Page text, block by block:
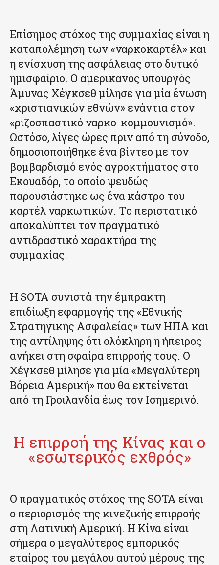
Επίσημος στόχος της συμμαχίας είναι η
καταπολέμηση των «ναρκοκαρτέλ» και
η ενίσχυση της ασφάλειας στο δυτικό
ημισφαίριο. Ο αμερικανός υπουργός
Άμυνας Χέγκσεθ μίλησε για μία ένωση
«χριστιανικών εθνών» ενάντια στον
«ριζοσπαστικό ναρκο-κομμουνισμό».
Ωστόσο, λίγες ώρες πριν από τη σύνοδο,
δημοσιοποιήθηκε ένα βίντεο με τον
βομβαρδισμό ενός αγροκτήματος στο
Εκουαδόρ, το οποίο ψευδώς
παρουσιάστηκε ως ένα κάστρο του
καρτέλ ναρκωτικών. Το περιστατικό
αποκαλύπτει τον πραγματικό
αντιδραστικό χαρακτήρα της
συμμαχίας.
Η SOTA συνιστά την έμπρακτη
επιδίωξη εφαρμογής της «Εθνικής
Στρατηγικής Ασφαλείας» των ΗΠΑ και
της αντίληψης ότι ολόκληρη η ήπειρος
ανήκει στη σφαίρα επιρροής τους. Ο
Χέγκσεθ μίλησε για μία «Μεγαλύτερη
Βόρεια Αμερική» που θα εκτείνεται
από τη Γροιλανδία έως τον Ισημερινό.
Η επιρροή της Κίνας και ο
«εσωτερικός εχθρός»
Ο πραγματικός στόχος της SOTA είναι
ο περιορισμός της κινεζικής επιρροής
στη Λατινική Αμερική. Η Κίνα είναι
σήμερα ο μεγαλύτερος εμπορικός
εταίρος του μεγάλου αυτού μέρους της